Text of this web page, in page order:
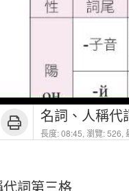
名詞、人稱代
長度: 08:45, 瀏覽: 526,
詞第三格